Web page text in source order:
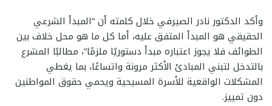
وأكد الدكتور نادر الصيرفي خلال كلمته أن “المبدأ الشرعي
الحقيقي هو المبدأ المتفق عليه، أما كل ما هو محل خلاف بين
الطوائف فلا يجوز اعتباره مبدأ دستوريًا ملزمًا”، مطالبًا المشرع
بالتدخل لتبني المبادئ الأكثر مرونة واتساعًا، بما يغطي
المشكلات الواقعية للأسرة المسيحية ويحمي حقوق المواطنين
دون تمييز.